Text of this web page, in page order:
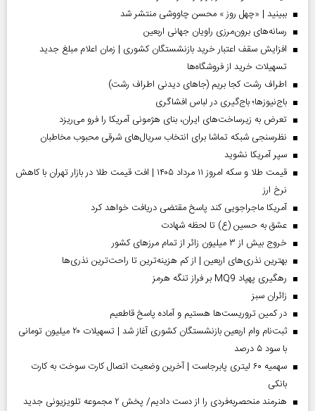
ببینید | «چهل روز » محسن چاووشی منتشر شد
رسانه‌های برون‌مرزی راویان جهانی اربعین
افزایش سقف اعتبار خرید بازنشستگان کشوری | زمان اعلام مبلغ جدید
تسهیلات خرید از فروشگاه‌ها
اطراف رشت کجا بریم (جاهای دیدنی اطراف رشت)
باج‌نیوزها؛ باج‌گیری در لباس افشاگری
تعرض به زیرساخت‌های ایران، بنای هژمونی آمریکا را فرو می‌ریزد
نظرسنجی شبکه تماشا برای انتخاب سریال‌های شرقی محبوب مخاطبان
سپر آمریکا نشوید
قیمت طلا و سکه امروز ۱۱ مرداد ۱۴۰۵ | افت قیمت طلا در بازار تهران با کاهش
نرخ ارز
آمریکا ماجراجویی کند پاسخ مقتضی دریافت خواهد کرد
عشق به حسین (ع) تا لحظه شهادت
خروج بیش از ۳ میلیون زائر از تمام مرز‌های کشور
بهترین نذری‌های اربعین | از کم هزینه‌ترین تا راحت‌ترین نذری‌ها
رهگیری پهپاد MQ9 بر فراز تنگه هرمز
‌زائران سبز
در کمین تروریست‌ها هستیم و آماده پاسخ قاطعیم
ثبت‌نام وام اربعین بازنشستگان کشوری آغاز شد | تسهیلات ۲۰ میلیون تومانی
با سود ۵ درصد
سهمیه ۶۰ لیتری پابرجاست | آخرین وضعیت اتصال کارت سوخت به کارت
بانکی
هنرمند منحصر‌به‌فردی را از دست دادیم/ پخش ۲ مجموعه تلویزیونی جدید